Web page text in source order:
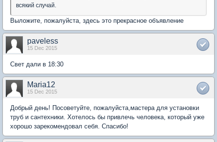
всякий случай.
Выложите, пожалуйста, здесь это прекрасное объявление
paveless
15 Dec 2015
Свет дали в 18:30
Maria12
15 Dec 2015
Добрый день! Посоветуйте, пожалуйста,мастера для установки
труб и сантехники. Хотелось бы привлечь человека, который уже
хорошо зарекомендовал себя. Спасибо!